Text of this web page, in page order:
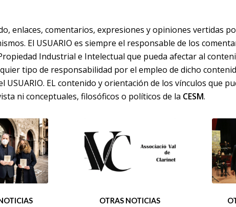
enlaces, comentarios, expresiones y opiniones vertidas
El USUARIO es siempre el responsable de los
Industrial e Intelectual que pueda afectar al
tipo de responsabilidad por el empleo de dicho
EL contenido y orientación de los vínculos que
ni conceptuales, filosóficos o políticos de la CESM.
OTRAS NOTICIAS